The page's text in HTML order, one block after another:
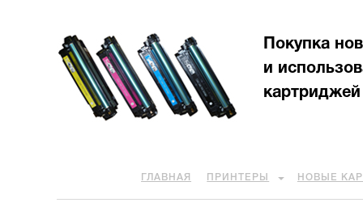
Покупка
и
картриджей
ГЛАВНАЯ ПРИНТЕРЫ НОВЫЕ